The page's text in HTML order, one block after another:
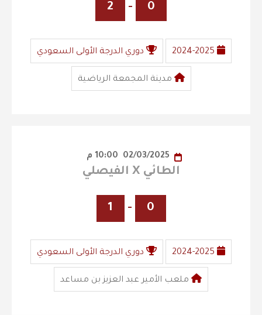
0
-
2
2024-2025 دوري الدرجة الأولى السعودي
مدينة المجمعة الرياضية
الطائي X الفيصلي
0
-
1
2024-2025 دوري الدرجة الأولى السعودي
ملعب الأمير عبد العزيز بن مساعد